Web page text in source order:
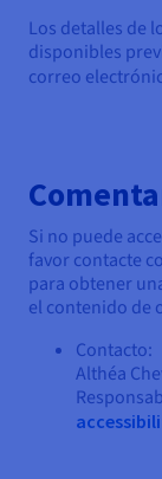
Los detalles de
disponibles
correo
Si no puede
favor contacte
para obtener
el contenido de
Contacto:
Althéa